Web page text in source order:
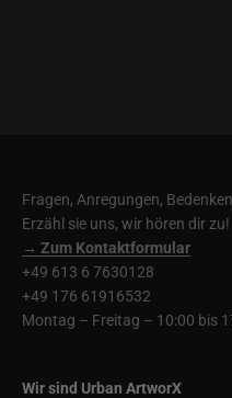
Fragen, Anregungen,
Erzähl sie uns, wir hören dir zu!
→ Zum Kontaktformular
+49 613 6 7630128
+49 176 61916532
Montag – Freitag – 10:00 bis
Wir sind Urban ArtworX